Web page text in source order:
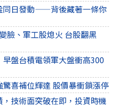
同日發動——背後藏著一條你
臉、軍工股熄火 台股翻黑
盤台積電領軍大盤衝高300
喜補位輝達 股價暴衝鎖漲停
技術面突破在即，投資時機